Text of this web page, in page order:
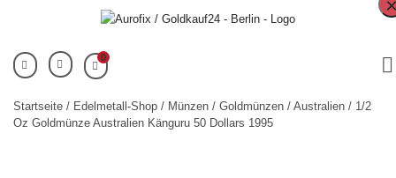
0
Startseite / Edelmetall-Shop / Münzen / Goldmünzen / Australien / 1/2
Oz Goldmünze Australien Känguru 50 Dollars 1995